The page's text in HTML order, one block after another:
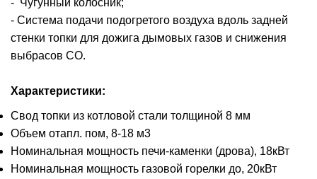
- Система подачи подогретого воздуха вдоль задней
стенки топки для дожига дымовых газов и снижения
выбрасов СО.
Характеристики:
Свод топки из котловой стали толщиной 8 мм
Объем отапл. пом, 8-18 м3
Номинальная мощность печи-каменки (дрова), 18кВт
Номинальная мощность газовой горелки до, 20кВт